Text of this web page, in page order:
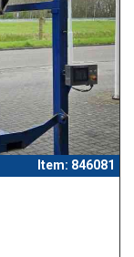
Item: 846081